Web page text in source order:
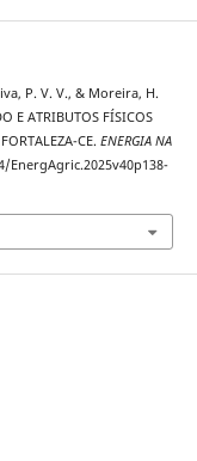
P. V. V., & Moreira, H.
E ATRIBUTOS FÍSICOS
CE. ENERGIA NA
EnergAgric.2025v40p138-